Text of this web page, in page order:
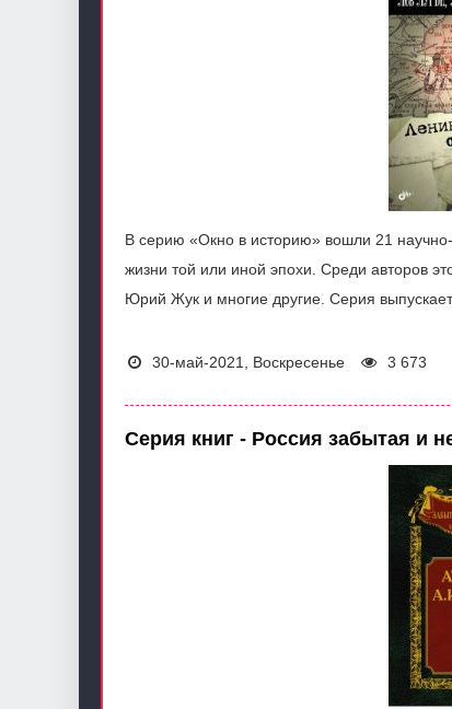
В серию «Окно в историю» вошли 21
жизни той или иной эпохи. Среди авторов
Юрий Жук и многие другие. Серия
30-май-2021, Воскресенье 3 673
Серия книг - Россия забытая и